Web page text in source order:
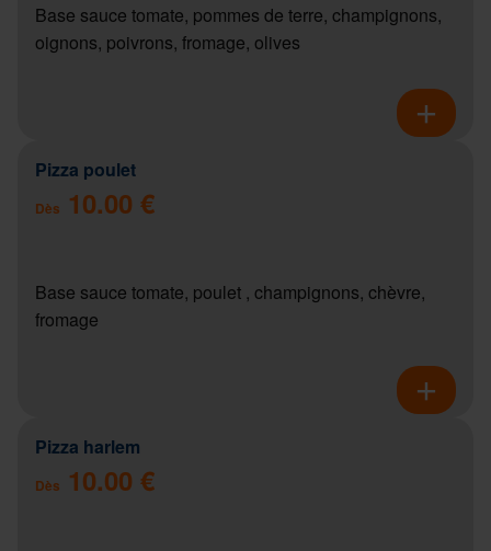
Base sauce tomate, pommes de terre, champignons,
oignons, poivrons, fromage, olives
Pizza poulet
Dès 10.00 €
Base sauce tomate, poulet , champignons, chèvre,
fromage
Pizza harlem
Dès 10.00 €